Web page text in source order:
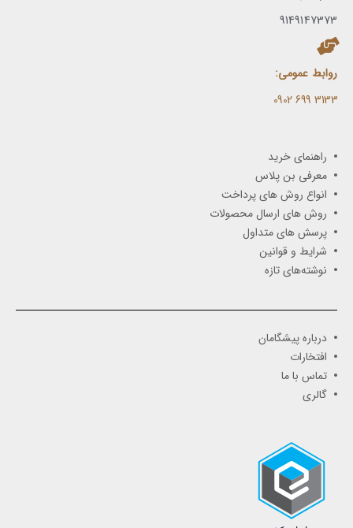
9149147373
روابط عمومی:
3133 699 0902​
راهنمای خرید
معرفی بن پلاس
انواع روش های پرداخت
روش های ارسال محصولات
پرسش های متداول
شرایط و قوانین
نوشته‌های تازه
درباره پیشگامان
افتخارات
تماس با ما
گالری